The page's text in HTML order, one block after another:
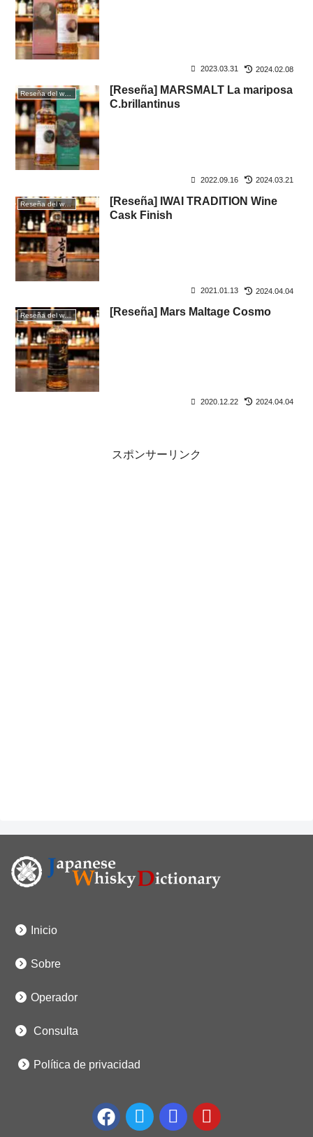
2023.03.31 2024.02.08
Reseña del whisky
[Reseña] MARSMALT La mariposa
C.brillantinus
2022.09.16 2024.03.21
Reseña del whisky
[Reseña] IWAI TRADITION Wine
Cask Finish
2021.01.13 2024.04.04
Reseña del whisky [Reseña] Mars Maltage Cosmo
2020.12.22 2024.04.04
スポンサーリンク
Inicio
Sobre
Operador
Consulta
Política de privacidad